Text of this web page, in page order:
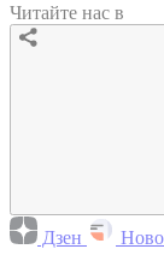
Читайте нас в
Дзен